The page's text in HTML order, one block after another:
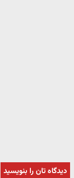
دیدگاه تان را بنویسید